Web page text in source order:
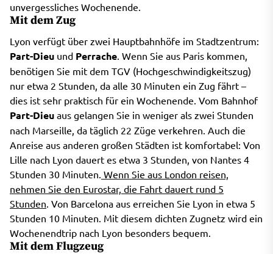
unvergessliches Wochenende.
Mit dem Zug
Lyon verfügt über zwei Hauptbahnhöfe im Stadtzentrum:
Part-Dieu und Perrache. Wenn Sie aus Paris kommen,
benötigen Sie mit dem TGV (Hochgeschwindigkeitszug)
nur etwa 2 Stunden, da alle 30 Minuten ein Zug fährt –
dies ist sehr praktisch für ein Wochenende. Vom Bahnhof
Part-Dieu aus gelangen Sie in weniger als zwei Stunden
nach Marseille, da täglich 22 Züge verkehren. Auch die
Anreise aus anderen großen Städten ist komfortabel: Von
Lille nach Lyon dauert es etwa 3 Stunden, von Nantes 4
Stunden 30 Minuten. Wenn Sie aus London reisen,
nehmen Sie den Eurostar, die Fahrt dauert rund 5
Stunden. Von Barcelona aus erreichen Sie Lyon in etwa 5
Stunden 10 Minuten. Mit diesem dichten Zugnetz wird ein
Wochenendtrip nach Lyon besonders bequem.
Mit dem Flugzeug